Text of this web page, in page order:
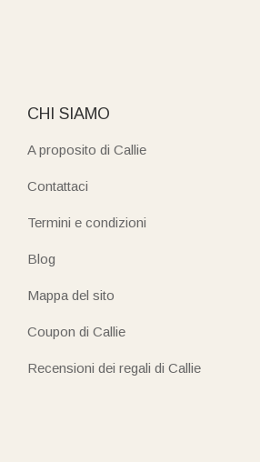
CHI SIAMO
A proposito di Callie
Contattaci
Termini e condizioni
Blog
Mappa del sito
Coupon di Callie
Recensioni dei regali di Callie